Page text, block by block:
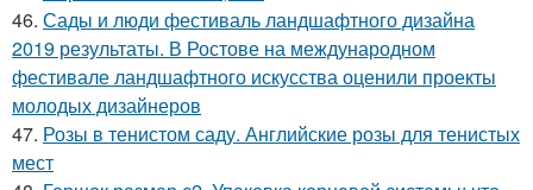
46. Сады и люди фестиваль ландшафтного дизайна
2019 результаты. В Ростове на международном
фестивале ландшафтного искусства оценили проекты
молодых дизайнеров
47. Розы в тенистом саду. Английские розы для тенистых
мест